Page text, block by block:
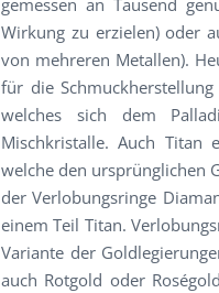
gemessen an Tausend
Wirkung zu erzielen) oder
von mehreren Metallen).
für die
welches sich dem
Mischkristalle. Auch Titan
welche den ursprünglichen
der Verlobungsringe
einem Teil Titan.
Variante der
auch Rotgold oder